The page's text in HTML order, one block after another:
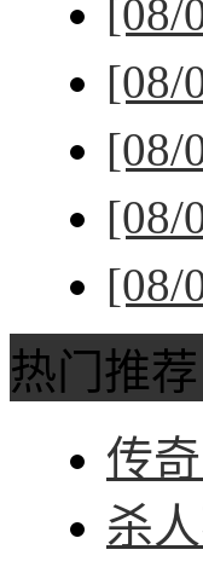
[08/
[08/
[08/
[08/
[08/
热门推荐
传
杀